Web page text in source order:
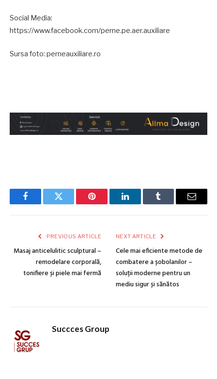
Social Media:
https://www.facebook.com/perne.pe.aer.auxiliare
Sursa foto: perneauxiliare.ro
FacebookTwitter Pinterest LinkedInTumblr Email
PREVIOUS ARTICLE
Masaj anticelulitic sculptural –
remodelare corporală,
tonifiere și piele mai fermă
NEXT ARTICLE
Cele mai eficiente metode de
combatere a șobolanilor –
soluții moderne pentru un
mediu sigur și sănătos
Succces Group